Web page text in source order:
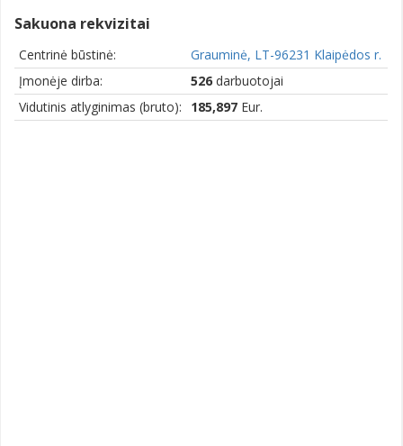
Sakuona rekvizitai
Centrinė būstinė:
Grauminė, LT-96231 Klaipėdos r.
Įmonėje dirba:
526 darbuotojai
Vidutinis atlyginimas (bruto):
185,897 Eur.